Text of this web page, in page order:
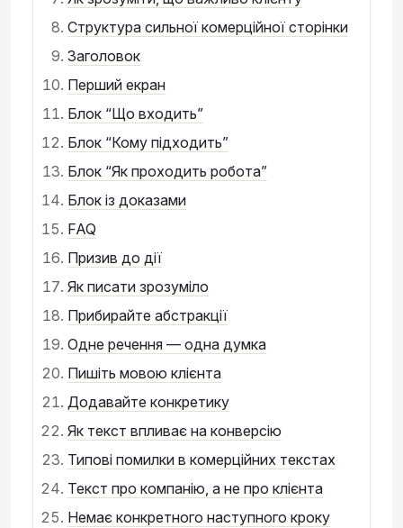
Структура сильної комерційної сторінки
Заголовок
Перший екран
Блок “Що входить”
Блок “Кому підходить”
Блок “Як проходить робота”
Блок із доказами
FAQ
Призив до дії
Як писати зрозуміло
Прибирайте абстракції
Одне речення — одна думка
Пишіть мовою клієнта
Додавайте конкретику
Як текст впливає на конверсію
Типові помилки в комерційних текстах
Текст про компанію, а не про клієнта
Немає конкретного наступного кроку